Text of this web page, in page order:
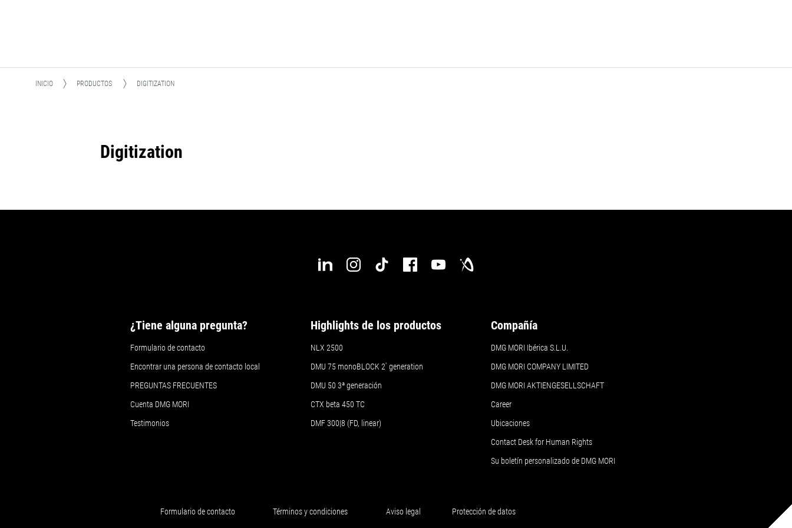
INICIO PRODUCTOS DIGITIZATION
Digitization
¿Tiene alguna pregunta?
Formulario de contacto
Encontrar una persona de contacto local
PREGUNTAS FRECUENTES
Cuenta DMG MORI
Testimonios
Highlights de los productos
NLX 2500
DMU 75 monoBLOCK 2ª generation
DMU 50 3ª generación
CTX beta 450 TC
DMF 300|8 (FD, linear)
Compañía
DMG MORI Ibérica S.L.U.
DMG MORI COMPANY LIMITED
DMG MORI AKTIENGESELLSCHAFT
Career
Ubicaciones
Contact Desk for Human Rights
Su boletín personalizado de DMG MORI
Formulario de contacto Términos y condiciones Aviso legal Protección de datos